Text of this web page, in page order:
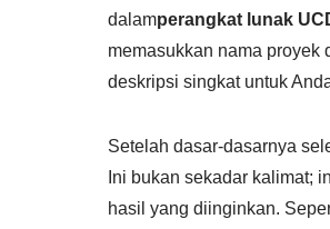
dalamperangkat lunak
memasukkan nama proyek
deskripsi singkat untuk
Setelah dasar-dasarnya
Ini bukan sekadar kalimat;
hasil yang diinginkan.